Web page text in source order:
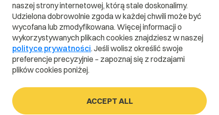
A B C D E F G H
I
J
K L M N O P Q
S
T U V W X Y Z
Home
naszej strony internetowej, którą stale doskonalimy.
Udzielona dobrowolnie zgoda w każdej chwili może być
wycofana lub zmodyfikowana. Więcej informacji o
wykorzystywanych plikach cookies znajdziesz w naszej
polityce prywatności. Jeśli wolisz określić swoje
preferencje precyzyjnie – zapoznaj się z rodzajami
plików cookies poniżej.
ACCEPT ALL